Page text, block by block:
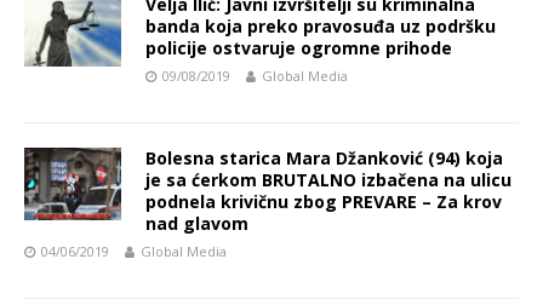
banda koja preko pravosuđa uz podršku
policije ostvaruje ogromne prihode
09/08/2019 Global Media
Bolesna starica Mara Džanković (94) koja
je sa ćerkom BRUTALNO izbačena na ulicu
podnela krivičnu zbog PREVARE – Za krov
nad glavom
04/06/2019 Global Media